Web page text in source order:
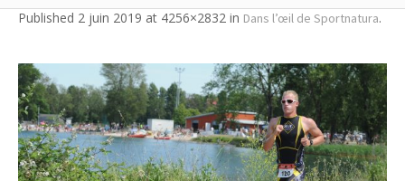
Published 2 juin 2019 at 4256×2832 in Dans l’œil de Sportnatura.